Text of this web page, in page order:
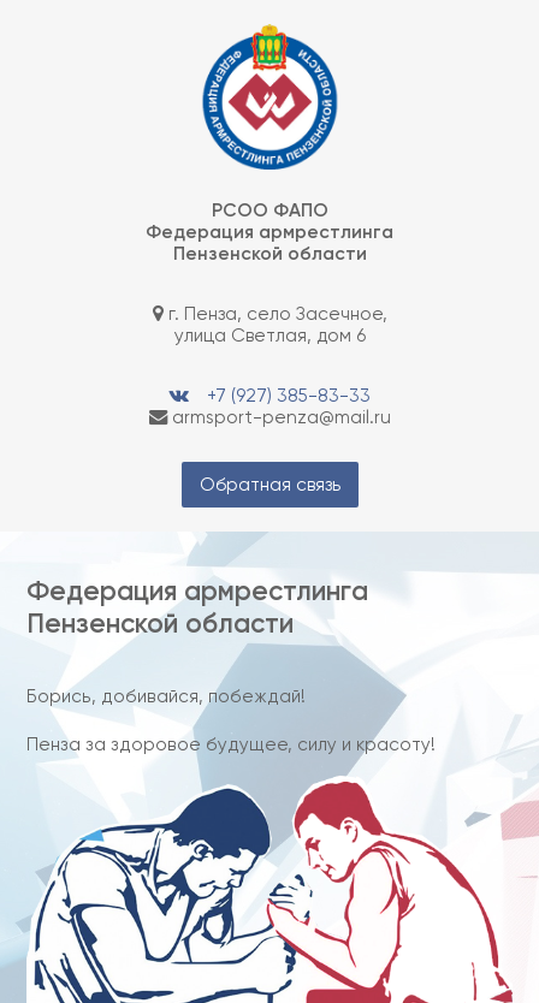
РСОО ФАПО
Федерация армрестлинга
Пензенской области
г. Пенза, село Засечное,
улица Светлая, дом 6
+7 (927) 385-83-33
armsport-penza@mail.ru
Обратная связь
Федерация армрестлинга
Пензенской области
Борись, добивайся, побеждай!
Пенза за здоровое будущее, силу и красоту!